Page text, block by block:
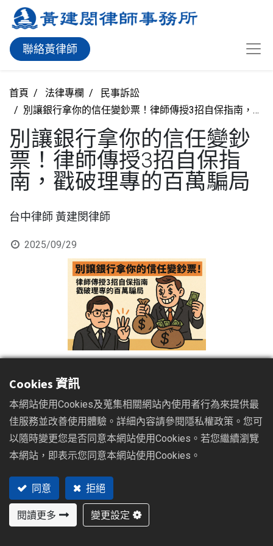
聯絡黃律師
首頁 法律專欄
民事訴訟
別讓銀行拿你的信任變鈔票！律師傳授3招自保指南，戳破理專的百萬騙局
別讓銀行拿你的信任變鈔
票！律師傳授3招自保指
南，戳破理專的百萬騙局
台中律師 黃建閔律師
2025/09/29
你以為最安全的地方，為何往往成為財富的墳場？當通膨巨
獸無情地啃食你的存款，你將畢生積蓄託付給西裝筆挺、笑
容可掬的銀行理財專員，期望他們能為你的資產築起一道安
穩的防火牆。然而，你可能從未想過，那雙為你端上咖啡、
分析市場的手，也可能是將你推入投資黑洞的魔手。
大家好，我是台中推薦律師黃建閔。近年來，我事務所接到
的金融消費糾紛案件數量，正以驚人的速度攀升。這些案件
Cookies 資訊
本網站使用Cookies及蒐集相關網站內使用者行為來提供最
佳服務並改善使用體驗。詳細內容請參閱隱私權政策。您可
以隨時變更您是否同意本網站使用Cookies。若您繼續瀏覽
本網站，即表示您同意本網站使用Cookies。
同意 拒絕
閱讀更多 變更設定